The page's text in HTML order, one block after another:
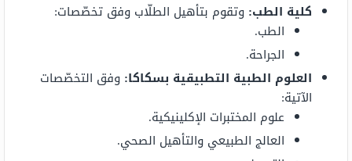
كلية الطب: وتقوم بتأهيل الطلّاب وفق تخصّصات:
الطب.
الجراحة.
العلوم الطبية التطبيقية بسكاكا: وفق التخصّصات
الآتية:
علوم المختبرات الإكلينيكية.
العالج الطبيعي والتأهيل الصحي.